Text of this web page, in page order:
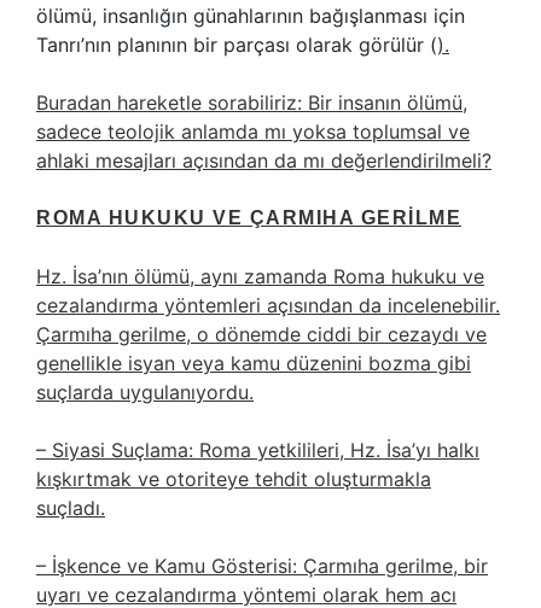
ölümü, insanlığın günahlarının bağışlanması için
Tanrı’nın planının bir parçası olarak görülür ().
Buradan hareketle sorabiliriz: Bir insanın ölümü,
sadece teolojik anlamda mı yoksa toplumsal ve
ahlaki mesajları açısından da mı değerlendirilmeli?
ROMA HUKUKU VE ÇARMIHA GERILME
Hz. İsa’nın ölümü, aynı zamanda Roma hukuku ve
cezalandırma yöntemleri açısından da incelenebilir.
Çarmıha gerilme, o dönemde ciddi bir cezaydı ve
genellikle isyan veya kamu düzenini bozma gibi
suçlarda uygulanıyordu.
– Siyasi Suçlama: Roma yetkilileri, Hz. İsa’yı halkı
kışkırtmak ve otoriteye tehdit oluşturmakla
suçladı.
– İşkence ve Kamu Gösterisi: Çarmıha gerilme, bir
uyarı ve cezalandırma yöntemi olarak hem acı